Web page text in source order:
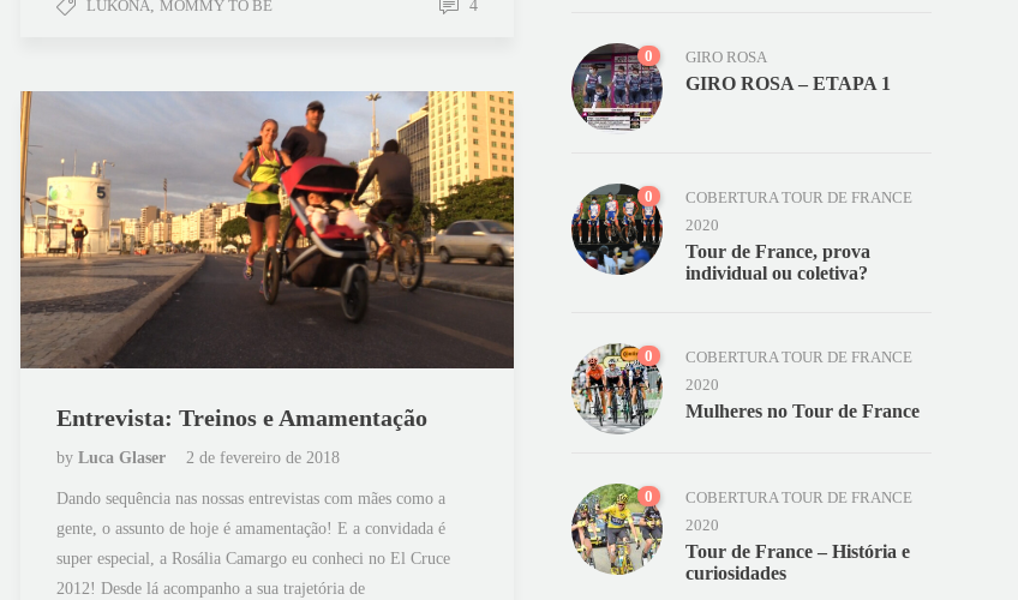
LUKONA, MOMMY TO BE 4
Entrevista: Treinos e Amamentação
by Luca Glaser 2 de fevereiro de 2018
Dando sequência nas nossas entrevistas com mães como a
gente, o assunto de hoje é amamentação! E a convidada é
super especial, a Rosália Camargo eu conheci no El Cruce
2012! Desde lá acompanho a sua trajetória de
0 GIRO ROSA
GIRO ROSA – ETAPA 1
0
COBERTURA TOUR DE FRANCE
2020
Tour de France, prova
individual ou coletiva?
0
COBERTURA TOUR DE FRANCE
2020
Mulheres no Tour de France
0
COBERTURA TOUR DE FRANCE
2020
Tour de France – História e
curiosidades